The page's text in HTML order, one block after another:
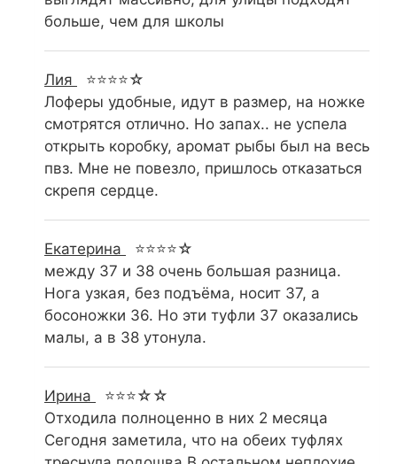
больше, чем для школы
Лия
⭐⭐⭐⭐☆
Лоферы удобные, идут в размер, на ножке
смотрятся отлично. Но запах.. не успела
открыть коробку, аромат рыбы был на весь
пвз. Мне не повезло, пришлось отказаться
скрепя сердце.
Екатерина
⭐⭐⭐⭐☆
между 37 и 38 очень большая разница.
Нога узкая, без подъёма, носит 37, а
босоножки 36. Но эти туфли 37 оказались
малы, а в 38 утонула.
Ирина
⭐⭐⭐☆☆
Отходила полноценно в них 2 месяца
Сегодня заметила, что на обеих туфлях